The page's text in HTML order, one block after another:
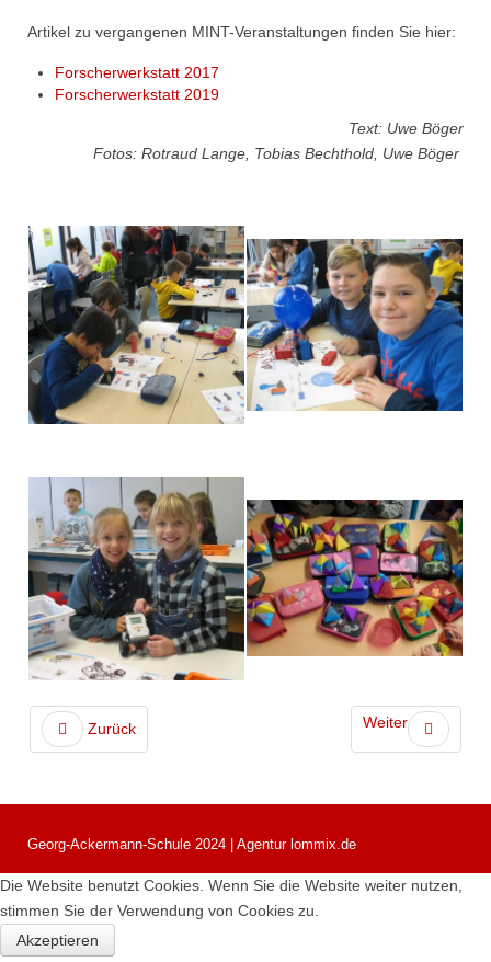
Artikel zu vergangenen MINT-Veranstaltungen finden Sie hier:
Forscherwerkstatt 2017
Forscherwerkstatt 2019
Text: Uwe Böger
Fotos: Rotraud Lange, Tobias Bechthold, Uwe Böger
Zurück Weiter
Georg-Ackermann-Schule 2024 | Agentur lommix.de
Die Website benutzt Cookies. Wenn Sie die Website weiter nutzen,
stimmen Sie der Verwendung von Cookies zu.
Akzeptieren